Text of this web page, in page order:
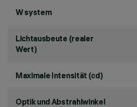
W system
Lichtausbeute (realer
Wert)
Maximale Intensität (cd)
Optik und Abstrahlwinkel